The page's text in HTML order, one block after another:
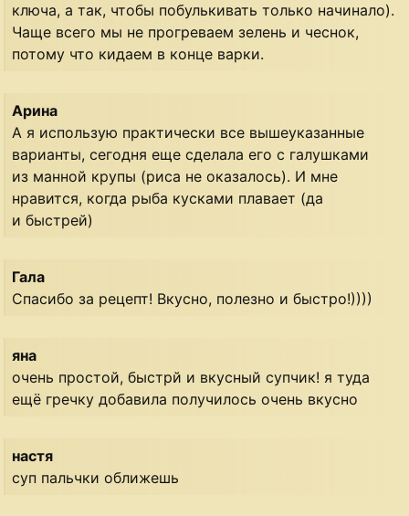
ключа, а так, чтобы побулькивать только начинало).
Чаще всего мы не прогреваем зелень и чеснок,
потому что кидаем в конце варки.
Арина
А я использую практически все вышеуказанные
варианты, сегодня еще сделала его с галушками
из манной крупы (риса не оказалось). И мне
нравится, когда рыба кусками плавает (да
и быстрей)
Гала
Спасибо за рецепт! Вкусно, полезно и быстро!))))
яна
очень простой, быстрй и вкусный супчик! я туда
ещё гречку добавила получилось очень вкусно
настя
суп пальчки оближешь